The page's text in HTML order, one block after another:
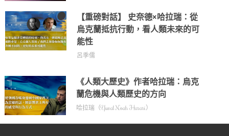
【重磅對話】 史奈德×哈拉瑞：從
烏克蘭抵抗行動，看人類未來的可
能性
呂季儒
《人類大歷史》作者哈拉瑞：烏克
蘭危機與人類歷史的方向
哈拉瑞（Yuval Noah Harari）